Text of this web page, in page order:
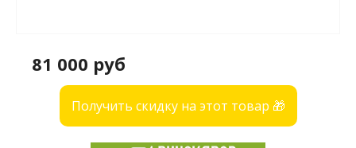
81 000 руб
Получить скидку на этот товар 🎁